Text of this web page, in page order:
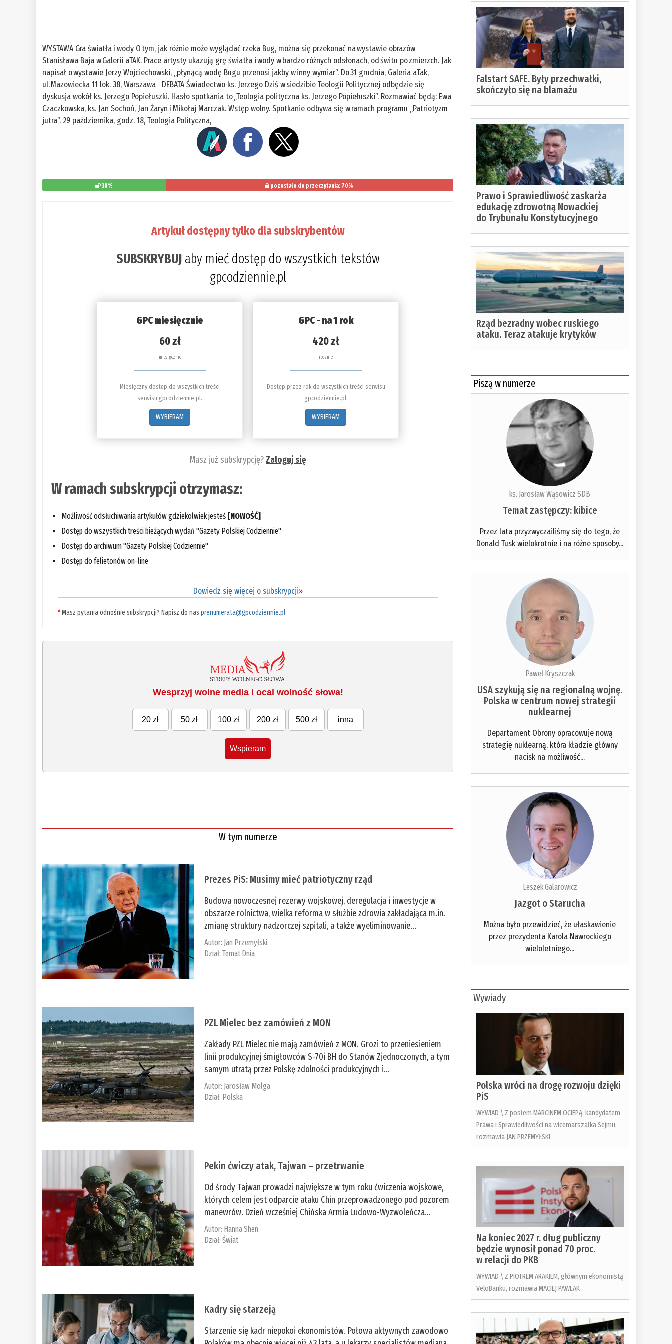
WYSTAWA Gra światła i wody O tym, jak różnie może wyglądać rzeka Bug, można się przekonać na wystawie obrazów
Stanisława Baja w Galerii aTAK. Prace artysty ukazują grę światła i wody w bardzo różnych odsłonach, od świtu po zmierzch. Jak
napisał o wystawie Jerzy Wojciechowski, „płynącą wodę Bugu przenosi jakby w inny wymiar”. Do 31 grudnia, Galeria aTak,
ul. Mazowiecka 11 lok. 38, Warszawa DEBATA Świadectwo ks. Jerzego Dziś w siedzibie Teologii Politycznej odbędzie się
dyskusja wokół ks. Jerzego Popiełuszki. Hasło spotkania to „Teologia polityczna ks. Jerzego Popiełuszki”. Rozmawiać będą: Ewa
Czaczkowska, ks. Jan Sochoń, Jan Żaryn i Mikołaj Marczak. Wstęp wolny. Spotkanie odbywa się w ramach programu „Patriotyzm
jutra”. 29 października, godz. 18, Teologia Polityczna,
30% pozostało do przeczytania: 70%
Artykuł dostępny tylko dla subskrybentów
SUBSKRYBUJaby mieć dostęp do wszystkich tekstów
gpcodziennie.pl
GPC miesięcznie
60 zł
miesięcznie
Miesięczny dostęp do wszystkich treści
serwisu gpcodziennie.pl.
WYBIERAM
GPC - na 1 rok
420 zł
rocznie
Dostęp przez rok do wszystkich treści serwisu
gpcodziennie.pl.
WYBIERAM
Masz już subskrypcję?Zaloguj się
W ramach subskrypcji otrzymasz:
Możliwość odsłuchiwania artykułów gdziekolwiek jesteś [NOWOŚĆ]
Dostęp do wszystkich treści bieżących wydań "Gazety Polskiej Codziennie"
Dostęp do archiwum "Gazety Polskiej Codziennie"
Dostęp do felietonów on-line
Dowiedz się więcej o subskrypcji»
*Masz pytania odnośnie subskrypcji? Napisz do nasprenumerata@gpcodziennie.pl
Wesprzyj wolne media i ocal wolność słowa!
20 zł 50 zł 100 zł 200 zł 500 zł inna
Wspieram
W tym numerze
Prezes PiS: Musimy mieć patriotyczny rząd
Budowa nowoczesnej rezerwy wojskowej, deregulacja i inwestycje w
obszarze rolnictwa, wielka reforma w służbie zdrowia zakładająca m.in.
zmianę struktury nadzorczej szpitali, a także wyeliminowanie...
Autor: Jan Przemyłski
Dział:Temat Dnia
PZL Mielec bez zamówień z MON
Zakłady PZL Mielec nie mają zamówień z MON. Grozi to przeniesieniem
linii produkcyjnej śmigłowców S-70i BH do Stanów Zjednoczonych, a tym
samym utratą przez Polskę zdolności produkcyjnych i...
Autor: Jarosław Molga
Dział: Polska
Pekin ćwiczy atak, Tajwan – przetrwanie
Od środy Tajwan prowadzi największe w tym roku ćwiczenia wojskowe,
których celem jest odparcie ataku Chin przeprowadzonego pod pozorem
manewrów. Dzień wcześniej Chińska Armia Ludowo-Wyzwoleńcza...
Autor: ­Hanna Shen
Dział:Świat
Kadry się starzeją
Starzenie się kadr niepokoi ekonomistów. Połowa aktywnych zawodowo
Falstart SAFE. Były przechwałki,
skończyło się na blamażu
Prawo i Sprawiedliwość zaskarża
edukację zdrowotną Nowackiej
do Trybunału Konstytucyjnego
Rząd bezradny wobec ruskiego
ataku. Teraz atakuje krytyków
Piszą w numerze
ks. Jarosław Wąsowicz SDB
Temat zastępczy: kibice
Przez lata przyzwyczailiśmy się do tego, że
Donald Tusk wielokrotnie i na różne sposoby...
Paweł Kryszczak
USA szykują się na regionalną wojnę.
Polska w centrum nowej strategii
nuklearnej
Departament Obrony opracowuje nową
strategię nuklearną, która kładzie główny
nacisk na możliwość...
Leszek Galarowicz
Jazgot o Starucha
Można było przewidzieć, że ułaskawienie
przez prezydenta Karola Nawrockiego
wieloletniego...
Wywiady
Polska wróci na drogę rozwoju dzięki
PiS
WYWIAD \ Z posłem MARCINEM OCIEPĄ, kandydatem
Prawa i Sprawiedliwości na wicemarszałka Sejmu,
rozmawia JAN PRZEMYŁSKI
Na koniec 2027 r. dług publiczny
będzie wynosił ponad 70 proc.
w relacji do PKB
WYWIAD \ Z PIOTREM ARAKIEM, głównym ekonomistą
VeloBanku, rozmawia MACIEJ PAWLAK